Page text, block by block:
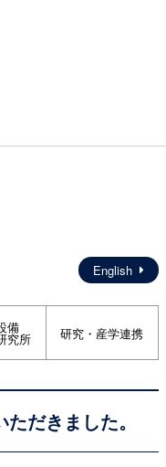
English
備
究所 研究・産学連携
だきました。